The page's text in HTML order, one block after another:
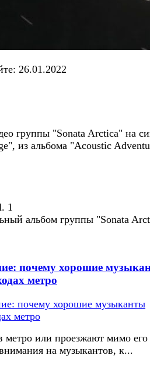
26.01.2022
группы "Sonata Arctica" на
из альбома "Acoustic
1
альбом группы "Sonata
почему хорошие
метро
метро или проезжают мимо его
на музыкантов, к...